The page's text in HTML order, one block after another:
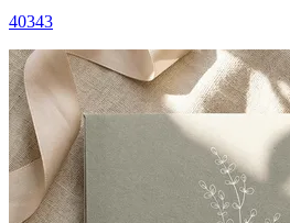
40343